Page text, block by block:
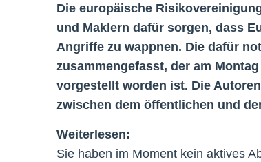
Die europäische
und Maklern dafür sorgen, dass
Angriffe zu wappnen. Die dafür
zusammengefasst, der am
vorgestellt worden ist. Die
zwischen dem öffentlichen und
Weiterlesen:
Sie haben im Moment kein aktives